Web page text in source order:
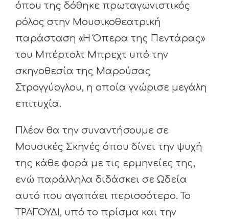
όπου της δόθηκε πρωταγωνιστικός
ρόλος στην Μουσικοθεατρική
παράσταση «Η Όπερα της Πεντάρας»
του Μπέρτολτ Μπρεχτ υπό την
σκηνοθεσία της Μαρούσας
Στρογγύογλου, η οποία γνώρισε μεγάλη
επιτυχία.
Πλέον θα την συναντήσουμε σε
Μουσικές Σκηνές όπου δίνει την ψυχή
της κάθε φορά με τις ερμηνείες της,
ενώ παράλληλα διδάσκει σε Ωδεία
αυτό που αγαπάει περισσότερο. Το
ΤΡΑΓΟΥΔΙ, υπό το πρίσμα και την